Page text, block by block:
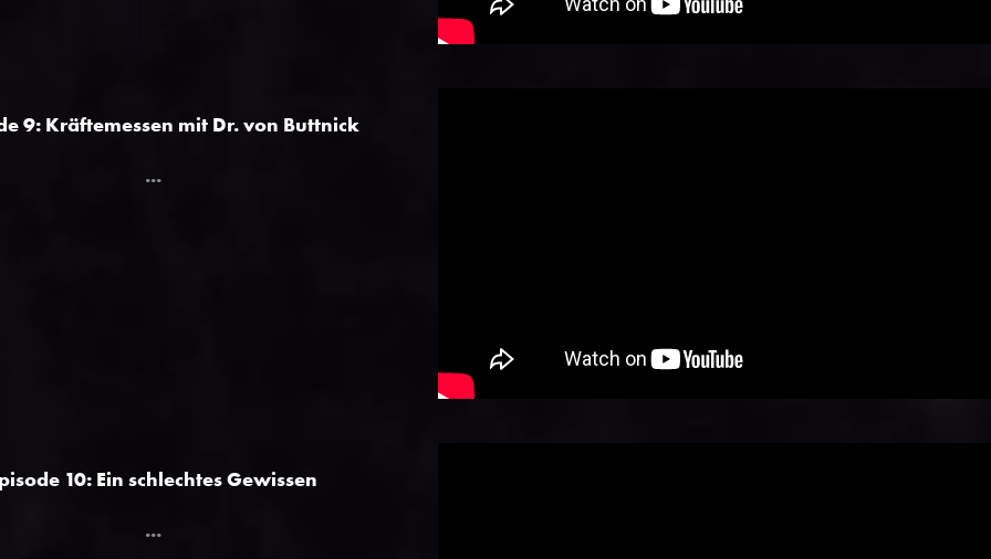
9: Kräftemessen mit Dr. von Buttnick
...
10: Ein schlechtes Gewissen
...